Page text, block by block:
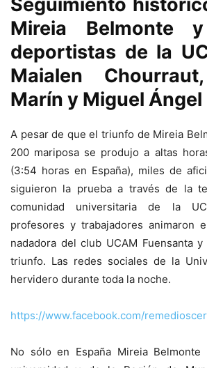
Mireia Belmonte
deportistas de la
Maialen
Marín y Miguel Ángel
A pesar de que el triunfo de Mireia
200 mariposa se produjo a altas
(3:54 horas en España), miles de
siguieron la prueba a través de la
comunidad universitaria de la
profesores y trabajadores animaron
nadadora del club UCAM Fuensanta
triunfo. Las redes sociales de la
hervidero durante toda la noche.
https://www.facebook.com/
No sólo en España Mireia